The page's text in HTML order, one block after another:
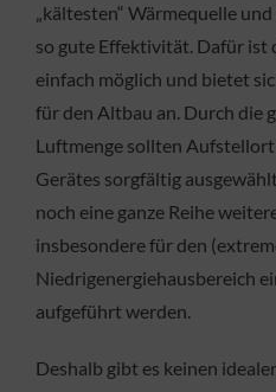
„kältesten“ Wärmequelle
so gute Effektivität. Dafür ist
einfach möglich und bietet
für den Altbau an. Durch die
Luftmenge sollten
Gerätes sorgfältig
noch eine ganze Reihe
insbesondere für den
Niedrigenergiehausbereich
aufgeführt werden.
Deshalb gibt es keinen